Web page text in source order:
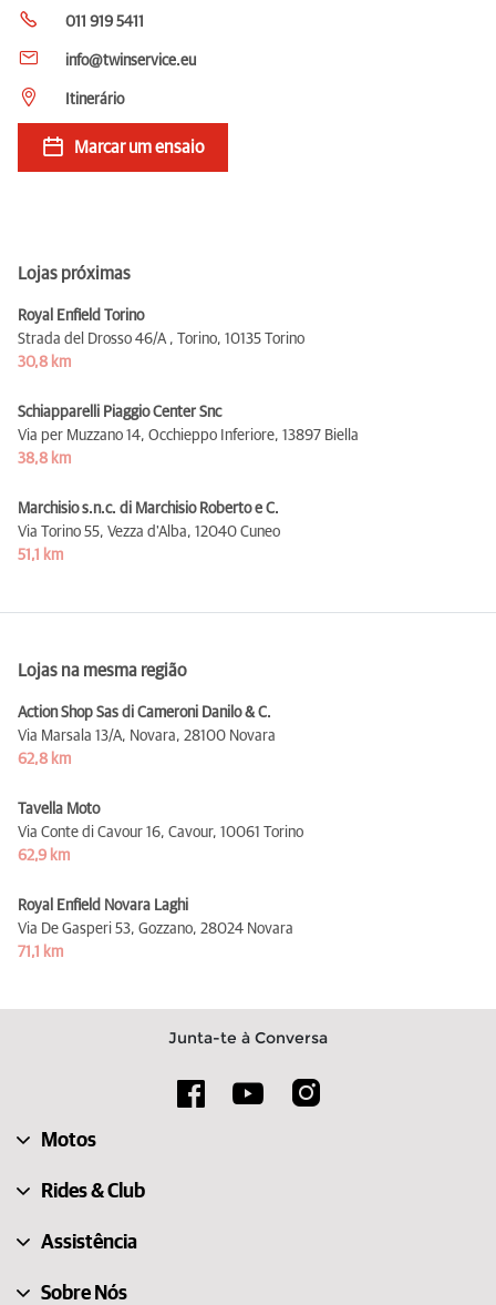
011 919 5411
info@twinservice.eu
Itinerário
Marcar um ensaio
Lojas próximas
Royal Enfield Torino
Strada del Drosso 46/A , Torino, 10135 Torino
30,8 km
Schiapparelli Piaggio Center Snc
Via per Muzzano 14, Occhieppo Inferiore, 13897 Biella
38,8 km
Marchisio s.n.c. di Marchisio Roberto e C.
Via Torino 55, Vezza d'Alba, 12040 Cuneo
51,1 km
Lojas na mesma região
Action Shop Sas di Cameroni Danilo & C.
Via Marsala 13/A, Novara, 28100 Novara
62,8 km
Tavella Moto
Via Conte di Cavour 16, Cavour, 10061 Torino
62,9 km
Royal Enfield Novara Laghi
Via De Gasperi 53, Gozzano, 28024 Novara
71,1 km
Junta-te à Conversa
Motos
Rides & Club
Assistência
Sobre Nós